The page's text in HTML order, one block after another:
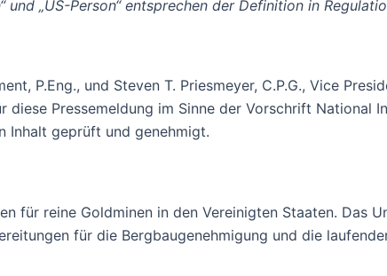
„US-Person“ entsprechen der Definition in
P.Eng., und Steven T. Priesmeyer, C.P.G., Vice
Pressemeldung im Sinne der Vorschrift National
Inhalt geprüft und genehmigt.
für reine Goldminen in den Vereinigten Staaten. Das
für die Bergbaugenehmigung und die